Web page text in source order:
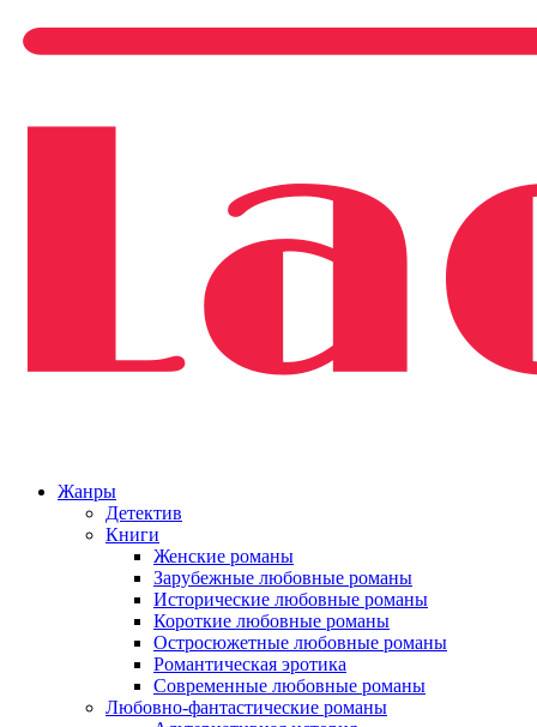
Жанры
Детектив
Книги
Женские романы
Зарубежные любовные романы
Исторические любовные романы
Короткие любовные романы
Остросюжетные любовные романы
Романтическая эротика
Современные любовные романы
Любовно-фантастические романы